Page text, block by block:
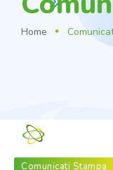
Home
Comunicati Stampa